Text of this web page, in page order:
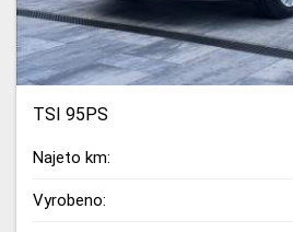
TSI 95PS
Najeto km:
Vyrobeno: